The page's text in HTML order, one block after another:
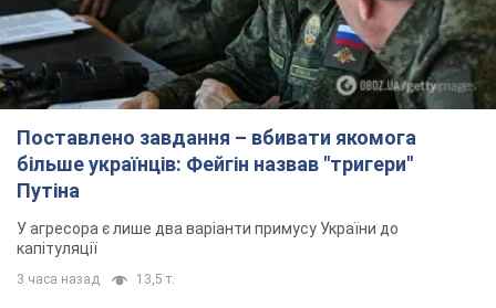
Армія РФ знищила підприємство Kromberg &
Schubert у Житомирі. Фото
4 часа назад 12,0 т.
Києво-Печерську лавру закриють 80-метровим
"монстром"? Чому влада Києва відмовилась
зупиняти будівництво хмарочоса